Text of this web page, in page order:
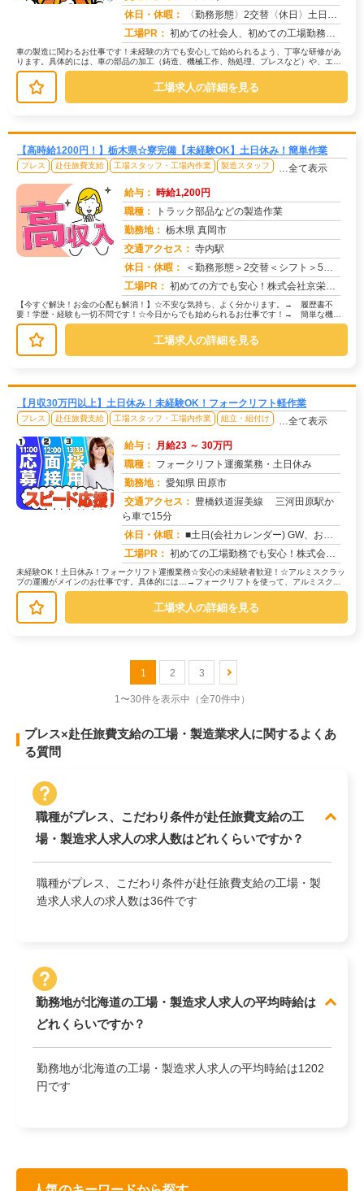
休日・休暇：
〈勤務形態〉2交替〈休日〉土日★ＧＷ★夏季休暇★冬季休暇★年末年始
工場PR： 初めての社会人、初めての工場勤務…不安は尽きないですよね。でも大丈夫！株式会社京栄センターでは、未経験者多数活躍中...
車の製造に関わるお仕事です！未経験の方でも安心して始められるよう、丁寧な研修があ
ります。具体的には、車の部品の加工（鋳造、機械工作、熱処理、プレスなど）や、エン
ジン・車体・車両の組立、塗装といっ...
工場求人の詳細を見る
【高時給1200円！】栃木県☆寮完備【未経験OK】土日休み！簡単作業
プレス 赴任旅費支給 工場スタッフ・工場内作業 製造スタッフ …全て表示
給与： 時給1,200円
職種：
トラック部品などの製造作業
勤務地： 栃木県 真岡市
交通アクセス： 寺内駅
休日・休暇：
＜勤務形態＞2交替＜シフト＞5勤2休＜休日＞土日
工場PR： 初めての方でも安心！株式会社京栄センターで新しい一歩を踏み出してみませんか？☆全国各地からの応募OK！関東エリアの...
【今すぐ解決！お金の心配も解消！】☆不安な気持ち、よく分かります。→ 履歴書不
要！学歴・経験も一切不問です！☆今日からでも始められるお仕事です！→ 簡単な機械
操作や目視検査、組立作業など。大型プ...
工場求人の詳細を見る
【月収30万円以上】土日休み！未経験OK！フォークリフト軽作業
プレス 赴任旅費支給 工場スタッフ・工場内作業 組立・組付け …全て表示
給与： 月給23 ～ 30万円
職種： フォークリフト運搬業務・土日休み
勤務地： 愛知県 田原市
交通アクセス： 豊橋鉄道渥美線 三河田原駅か
ら車で15分
休日・休暇： ■土日(会社カレンダー) GW、お盆、年末年始に長期連休があります/年間休日121日
工場PR： 初めての工場勤務でも安心！株式会社京栄センターで、新しい一歩を踏み出してみませんか？☆赴任費用は100％サポート！...
未経験OK！土日休み！フォークリフト運搬業務☆安心の未経験者歓迎！☆アルミスクラッ
プの運搬がメインのお仕事です。具体的には…→フォークリフトを使って、アルミスクラ
ップの受け入れ作業→溶解、出湯、...
工場求人の詳細を見る
1 2 3
1〜30件を表示中 （全70件中）
プレス×赴任旅費支給の工場・製造業求人に関するよくあ
る質問
職種がプレス、こだわり条件が赴任旅費支給の工
場・製造求人求人の求人数はどれくらいですか？
職種がプレス、こだわり条件が赴任旅費支給の工場・製
造求人求人の求人数は36件です
勤務地が北海道の工場・製造求人求人の平均時給は
どれくらいですか？
勤務地が北海道の工場・製造求人求人の平均時給は1202
円です